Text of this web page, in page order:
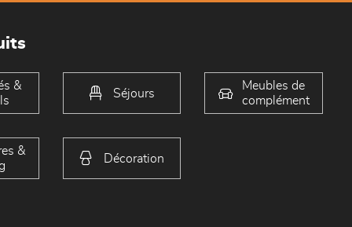
&
Séjours
Meubles de
complément
&
Décoration